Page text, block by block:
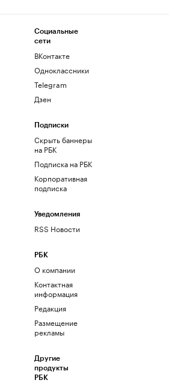
Социальные
сети
ВКонтакте
Одноклассники
Telegram
Дзен
Подписки
Скрыть баннеры
на РБК
Подписка на РБК
Корпоративная
подписка
Уведомления
RSS Новости
РБК
О компании
Контактная
информация
Редакция
Размещение
рекламы
Другие
продукты
РБК